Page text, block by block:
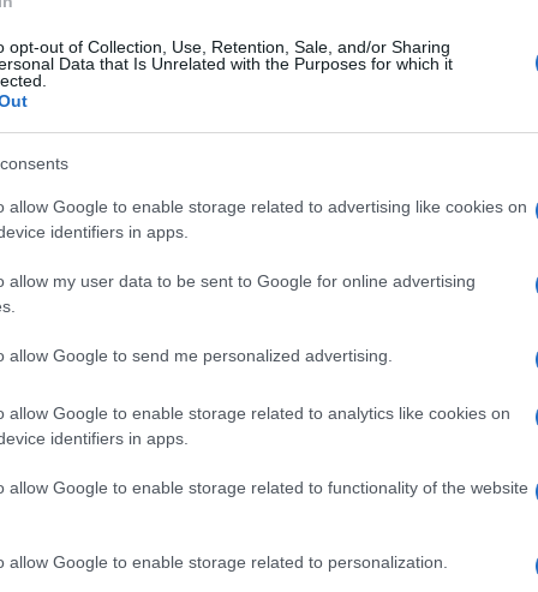
opt-out of Collection, Use, Retention, Sale, and/or Sharing
Data that Is Unrelated with the Purposes for which it
allow Google to enable storage related to advertising like cookies on
identifiers in apps.
allow my user data to be sent to Google for online advertising
allow Google to send me personalized advertising.
allow Google to enable storage related to analytics like cookies on
identifiers in apps.
allow Google to enable storage related to functionality of the website
allow Google to enable storage related to personalization.
le basi della gestione
fondamentali per chi intende lavorare nel settore
dicontabilità e bilanci degli enti pubblici
completa e approfondita.
le regole del mercato
Carlo Bavetta presiede le commissioni per il